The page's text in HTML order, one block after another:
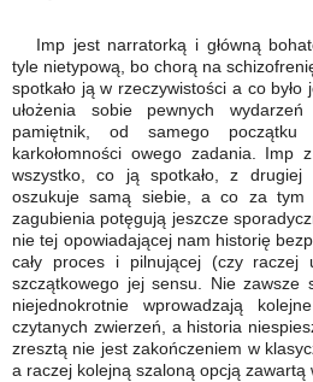
Imp jest narratorką i główną
tyle nietypową, bo chorą na
spotkało ją w rzeczywistości a co
ułożenia sobie pewnych
pamiętnik, od samego
karkołomności owego zadania. Imp
wszystko, co ją spotkało, z
oszukuje samą siebie, a co za tym
zagubienia potęgują jeszcze
nie tej opowiadającej nam historię
cały proces i pilnującej (czy raczej
szczątkowego jej sensu. Nie zawsze
niejednokrotnie wprowadzają
czytanych zwierzeń, a historia
zresztą nie jest zakończeniem w
a raczej kolejną szaloną opcją zawartą